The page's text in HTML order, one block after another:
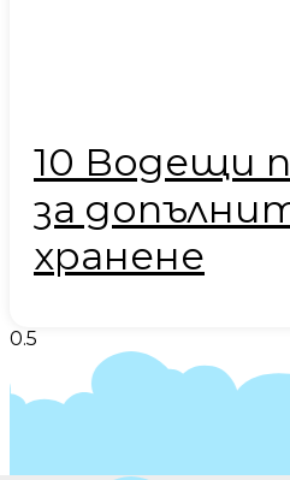
10 Водещи
за
хранене